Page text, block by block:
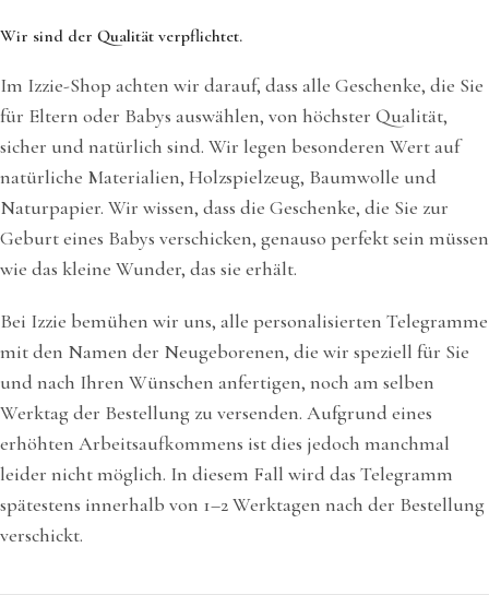
Wir sind der Qualität verpflichtet.
Im Izzie-Shop achten wir darauf, dass alle Geschenke, die Sie
für Eltern oder Babys auswählen, von höchster Qualität,
sicher und natürlich sind. Wir legen besonderen Wert auf
natürliche Materialien, Holzspielzeug, Baumwolle und
Naturpapier. Wir wissen, dass die Geschenke, die Sie zur
Geburt eines Babys verschicken, genauso perfekt sein müssen
wie das kleine Wunder, das sie erhält.
Bei Izzie bemühen wir uns, alle personalisierten Telegramme
mit den Namen der Neugeborenen, die wir speziell für Sie
und nach Ihren Wünschen anfertigen, noch am selben
Werktag der Bestellung zu versenden. Aufgrund eines
erhöhten Arbeitsaufkommens ist dies jedoch manchmal
leider nicht möglich. In diesem Fall wird das Telegramm
spätestens innerhalb von 1–2 Werktagen nach der Bestellung
verschickt.